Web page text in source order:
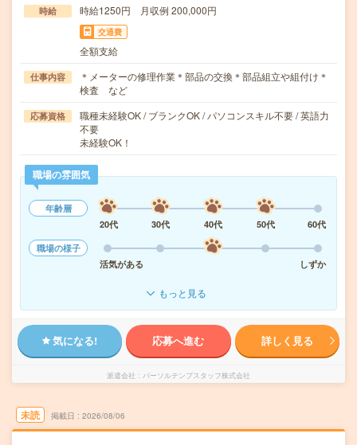
時給 時給1250円 月収例 200,000円
交通費
全額支給
仕事内容
＊メーターの修理作業＊部品の交換＊部品組立や組付け＊
検査 など
応募資格
職種未経験OK / ブランクOK / パソコンスキル不要 / 英語力
不要
未経験OK！
職場の雰囲気
年齢層
20代
30代 40代 50代
60代
職場の様子
活気がある
しずか
もっと見る
気になる! 応募へ進む 詳しく見る
派遣会社 パーソルテンプスタッフ株式会社
未読 掲載日 2026/08/06